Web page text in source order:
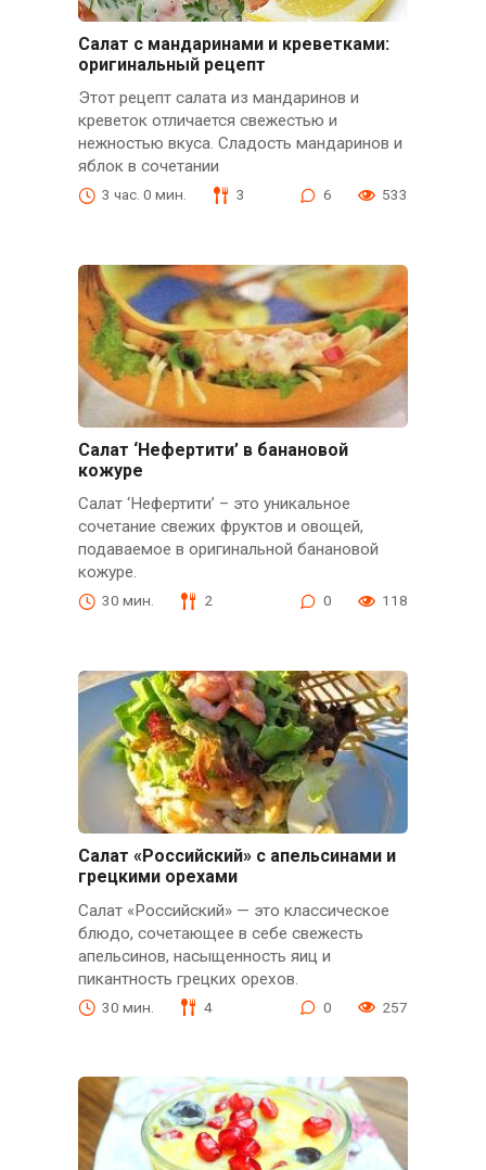
Салат с мандаринами и креветками:
оригинальный рецепт
Этот рецепт салата из мандаринов и
креветок отличается свежестью и
нежностью вкуса. Сладость мандаринов и
яблок в сочетании
3 час. 0 мин. 3 6 533
Салат ‘Нефертити’ в банановой
кожуре
Салат ‘Нефертити’ – это уникальное
сочетание свежих фруктов и овощей,
подаваемое в оригинальной банановой
кожуре.
30 мин. 2 0 118
Салат «Российский» с апельсинами и
грецкими орехами
Салат «Российский» — это классическое
блюдо, сочетающее в себе свежесть
апельсинов, насыщенность яиц и
пикантность грецких орехов.
30 мин. 4 0 257